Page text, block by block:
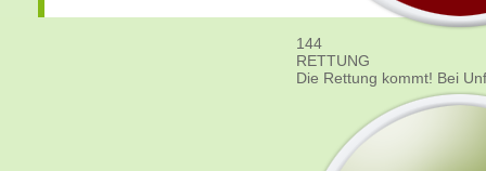
144
RETTUNG
Die Rettung kommt! Bei